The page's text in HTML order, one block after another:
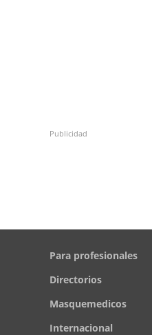
Publicidad
Para profesionales
Directorios
Masquemedicos
Internacional